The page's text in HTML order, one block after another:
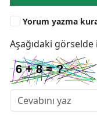
Yorum yazma
Aşağıdaki